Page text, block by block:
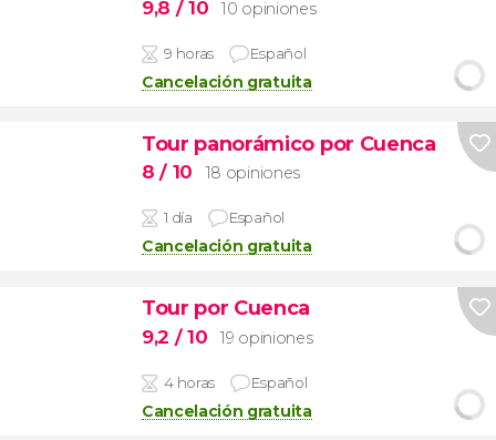
9,8 / 10 10 opiniones
9 horas Español
Cancelación gratuita
Tour panorámico por Cuenca
8/ 10 18 opiniones
1 día Español
Cancelación gratuita
Tour por Cuenca
9,2 / 10 19 opiniones
4 horas Español
Cancelación gratuita